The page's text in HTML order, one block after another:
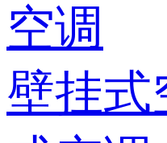
空调
壁挂式